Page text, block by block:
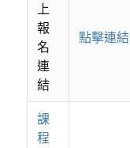
上
報
名
連
結
點擊連結
課
程